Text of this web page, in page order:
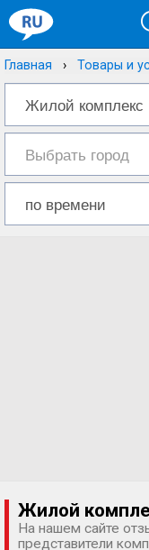
Главная Товары и
Жилой комплекс
Выбрать город
по времени
Жилой
На нашем сайте
представители